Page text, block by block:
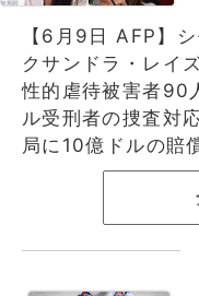
【6月9日 AFP】
クサンドラ・レイ
性的虐待被害者90
ル受刑者の捜査対
局に10億ドルの賠